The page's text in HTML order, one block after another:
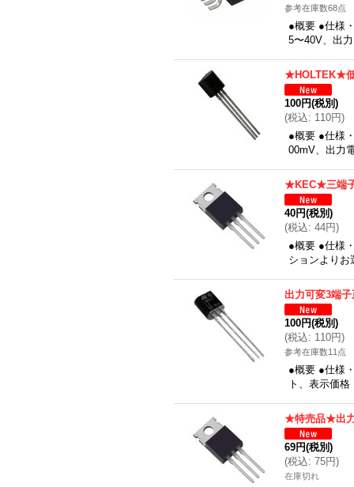
参考在庫数68点
●概要 ●仕様
5〜40V、出
★HOLTEK★低
100円(税別)
(税込: 110円)
●概要 ●仕様
00mV、出力
★KEC★三端
40円(税別)
(税込: 44円)
●概要 ●仕様
ションより
出力可変3端
100円(税別)
(税込: 110円)
参考在庫数11点
●概要 ●仕様
ト、表示価
★特売品★出力
69円(税別)
(税込: 75円)
在庫切れ